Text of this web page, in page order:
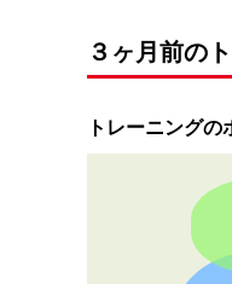
３ヶ月前の
トレーニングの